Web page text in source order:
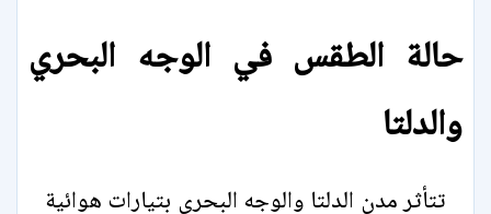
حالة الطقس في الوجه البحري
والدلتا
تتأثر مدن الدلتا والوجه البحري بتيارات هوائية